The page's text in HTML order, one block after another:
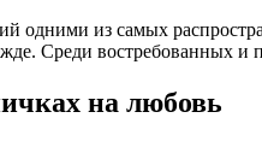
одними из самых
Среди востребованных и
на любовь